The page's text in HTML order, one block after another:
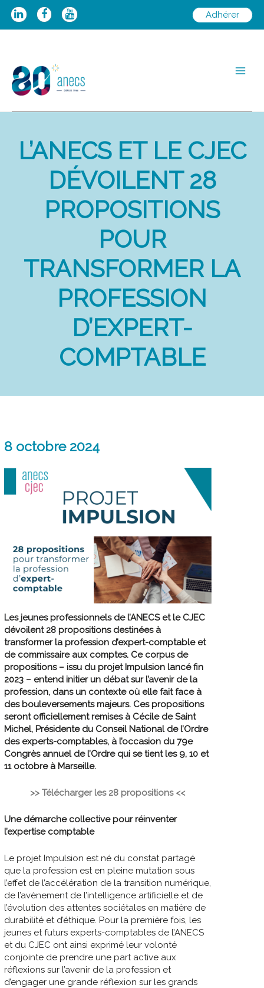
Aller
Adhérer
L’ANECS ET LE CJEC
DÉVOILENT 28
PROPOSITIONS
POUR
TRANSFORMER LA
PROFESSION
D’EXPERT-
COMPTABLE
8 octobre 2024
Les jeunes professionnels de l’ANECS et le CJEC
dévoilent 28 propositions destinées à
transformer la profession d’expert-comptable et
de commissaire aux comptes. Ce corpus de
propositions – issu du projet Impulsion lancé fin
2023 – entend initier un débat sur l’avenir de la
profession, dans un contexte où elle fait face à
des bouleversements majeurs. Ces propositions
seront officiellement remises à Cécile de Saint
Michel, Présidente du Conseil National de l’Ordre
des experts-comptables, à l’occasion du 79e
Congrès annuel de l’Ordre qui se tient les 9, 10 et
11 octobre à Marseille.
>> Télécharger les 28 propositions <<
Une démarche collective pour réinventer
l’expertise comptable
Le projet Impulsion est né du constat partagé
que la profession est en pleine mutation sous
l’effet de l’accélération de la transition numérique,
de l’avènement de l’intelligence artificielle et de
l’évolution des attentes sociétales en matière de
durabilité et d’éthique. Pour la première fois, les
jeunes et futurs experts-comptables de l’ANECS
et du CJEC ont ainsi exprimé leur volonté
conjointe de prendre une part active aux
réflexions sur l’avenir de la profession et
d’engager une grande réflexion sur les grands